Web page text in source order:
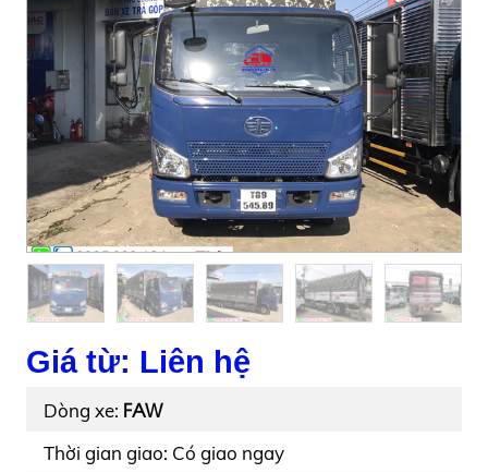
Giá từ: Liên hệ
Dòng xe: FAW
Thời gian giao: Có giao ngay